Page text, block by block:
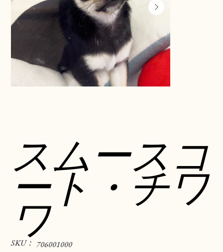
スムースコ
ート・チワ
ワ
SKU：
SKU：
706001000
706001000